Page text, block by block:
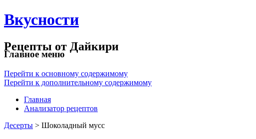
Вкусности
Рецепты от Дайкири
Главное меню
Перейти к основному содержимому
Перейти к дополнительному содержимому
Главная
Анализатор рецептов
Десерты > Шоколадный мусс